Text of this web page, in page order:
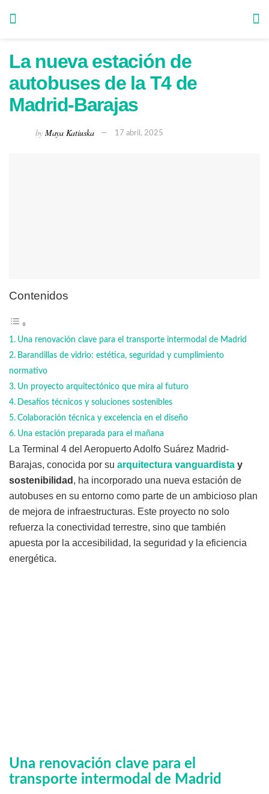
La nueva estación de
autobuses de la T4 de
Madrid-Barajas
by Maya Katiuska 17 abril, 2025
Contenidos
Una renovación clave para el transporte intermodal de Madrid
Barandillas de vidrio: estética, seguridad y cumplimiento
normativo
Un proyecto arquitectónico que mira al futuro
Desafíos técnicos y soluciones sostenibles
Colaboración técnica y excelencia en el diseño
Una estación preparada para el mañana
La Terminal 4 del Aeropuerto Adolfo Suárez Madrid-
Barajas, conocida por su arquitectura vanguardista y
sostenibilidad , ha incorporado una nueva estación de
autobuses en su entorno como parte de un ambicioso plan
de mejora de infraestructuras. Este proyecto no solo
refuerza la conectividad terrestre, sino que también
apuesta por la accesibilidad, la seguridad y la eficiencia
energética.
Una renovación clave para el
transporte intermodal de Madrid